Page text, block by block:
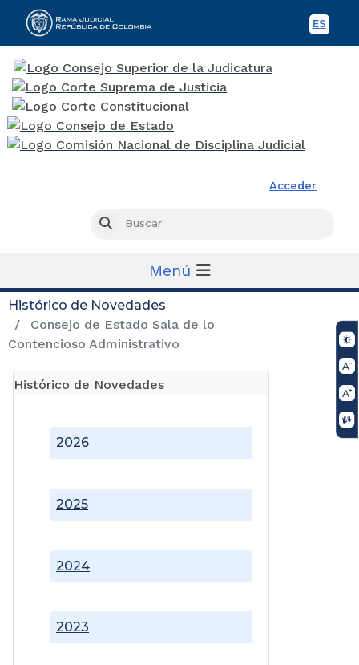
ES
Acceder
Buscar
Menú
Histórico de Novedades
Consejo de Estado Sala de lo
Contencioso Administrativo
Histórico de Novedades
2023
2024
2025
2026